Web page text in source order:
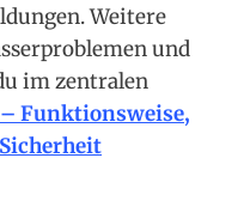
Weitere
und
im zentralen
Funktionsweise,